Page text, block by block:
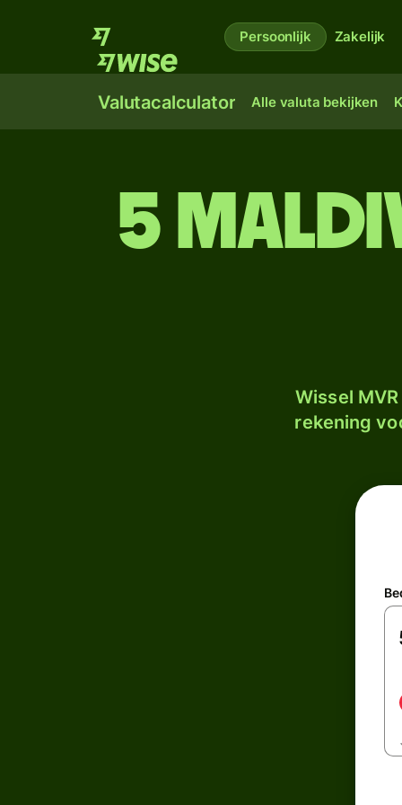
Persoonlijk Zakelijk
Valutacalculator Alle valuta bekijken
5
Wissel
rekening